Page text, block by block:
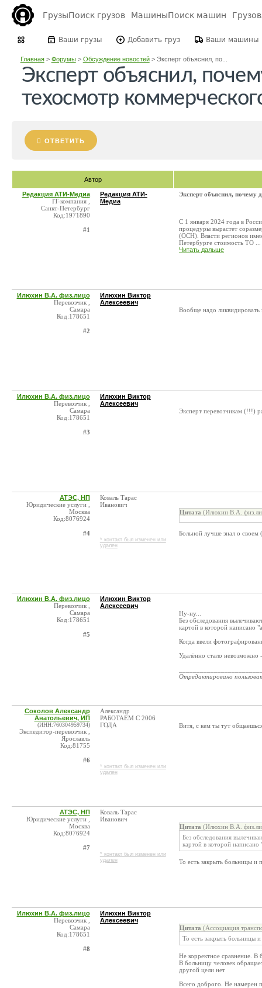
ГрузыПоиск грузов МашиныПоиск машин
Ваши грузы Добавить груз Ваши машины
Главная> Форумы> Обсуждение новостей> Эксперт объяснил, по...
Эксперт объяснил,
техосмотр
ОТВЕТИТЬ
Автор
Редакция АТИ-Медиа
IT-компания ,
Санкт-Петербург
Код:1971890
#1
Редакция АТИ-
Медиа
Эксперт объяснил, почему
С 1 января 2024 года в
процедуры вырастет
(ОСН). Власти регионов
Петербурге стоимость ТО ...
Читать дальше
Илюхин В.А. физ.лицо
Перевозчик ,
Самара
Код:178651
#2
Илюхин Виктор
Алексеевич
Вообще надо ликвидировать
Илюхин В.А. физ.лицо
Перевозчик ,
Самара
Код:178651
#3
Илюхин Виктор
Алексеевич
Эксперт перевозчикам (!!!)
АТЭС, НП
Юридические услуги ,
Москва
Код:8076924
#4
Коваль Тарас
Иванович
* контакт был изменен или
удален
Цитата (Илюхин В.А.
Больной лучше знал о
Илюхин В.А. физ.лицо
Перевозчик ,
Самара
Код:178651
#5
Илюхин Виктор
Алексеевич
Ну-ну...
Без обследования
картой в которой написано
Когда ввели
Удалённо стало невозможно
Отредактировано
Соколов Александр
Анатольевич, ИП
(ИНН:760304959734)
Экспедитор-перевозчик ,
Ярославль
Код:81755
#6
Александр
РАБОТАЕМ С 2006
ГОДА
* контакт был изменен или
удален
Витя, с кем ты тут
АТЭС, НП
Юридические услуги ,
Москва
Код:8076924
#7
Коваль Тарас
Иванович
* контакт был изменен или
удален
Цитата (Илюхин В.А.
Без обследования
картой в которой
То есть закрыть больницы и
Илюхин В.А. физ.лицо
Перевозчик ,
Самара
Код:178651
#8
Илюхин Виктор
Алексеевич
Цитата (Ассоциация
То есть закрыть больницы
Не корректное сравнение. В
В больницу человек
другой цели нет
Всего доброго. Не намерен